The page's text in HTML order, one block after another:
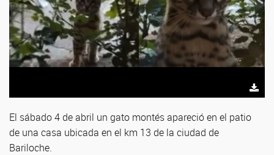
El sábado 4 de abril un gato montés apareció en el patio
de una casa ubicada en el km 13 de la ciudad de
Bariloche.